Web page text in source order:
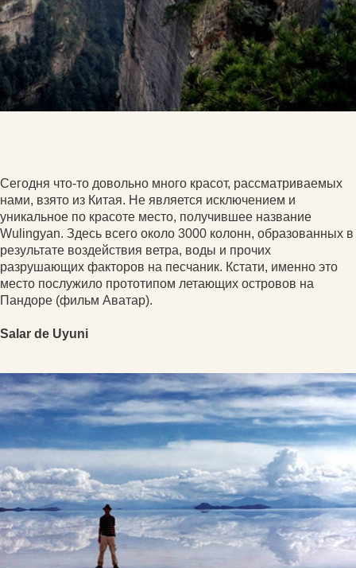
Сегодня что-то довольно много красот, рассматриваемых
нами, взято из Китая. Не является исключением и
уникальное по красоте место, получившее название
Wulingyan. Здесь всего около 3000 колонн, образованных в
результате воздействия ветра, воды и прочих
разрушающих факторов на песчаник. Кстати, именно это
место послужило прототипом летающих островов на
Пандоре (фильм Аватар).
Salar de Uyuni